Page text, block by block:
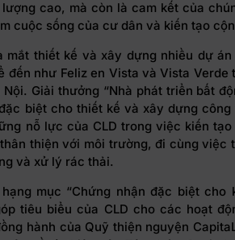
cao, mà còn là cam kết của
cuộc sống của cư dân và kiến tạo
mắt thiết kế và xây dựng nhiều dự
đến như Feliz en Vista và Vista Verde
Giải thưởng “Nhà phát triển bất
biệt cho thiết kế và xây dựng
nỗ lực của CLD trong việc kiến
thiện với môi trường, đi cùng việc
và xử lý rác thải.
mục “Chứng nhận đặc biệt cho
tiêu biểu của CLD cho các hoạt
hành của Quỹ thiện nguyện